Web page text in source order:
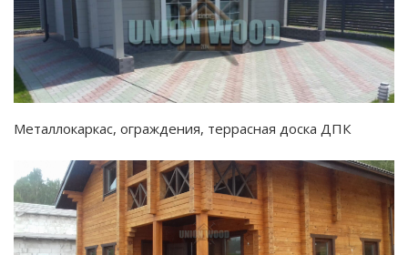
Металлокаркас, ограждения, террасная доска ДПК